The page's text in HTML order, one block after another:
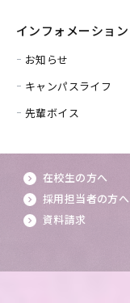
インフォメーション
お知らせ
キャンパスライフ
先輩ボイス
在校生の方へ
採用担当者の方へ
資料請求